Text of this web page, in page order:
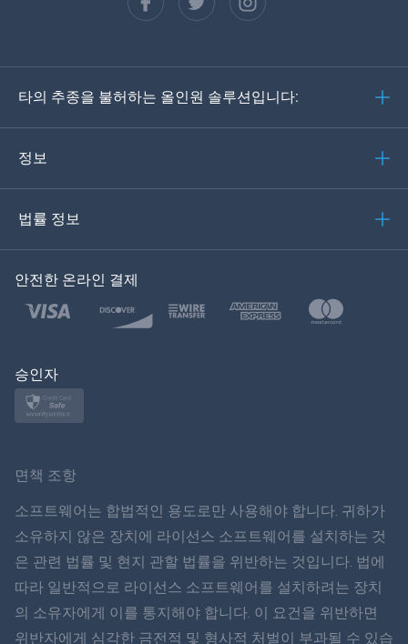
Español
Deutsch
Türkçe
Polski
ภาษาไทย
简体中文
Dansk
हिंदी
타의 추종을 불허하는 올인원 솔루션입니다:
정보
법률 정보
안전한 온라인 결제
승인자
면책 조항
소프트웨어는 합법적인 용도로만 사용해야 합니다. 귀하가
소유하지 않은 장치에 라이선스 소프트웨어를 설치하는 것
은 관련 법률 및 현지 관할 법률을 위반하는 것입니다. 법에
따라 일반적으로 라이선스 소프트웨어를 설치하려는 장치
의 소유자에게 이를 통지해야 합니다. 이 요건을 위반하면
위반자에게 심각한 금전적 및 형사적 처벌이 부과될 수 있습